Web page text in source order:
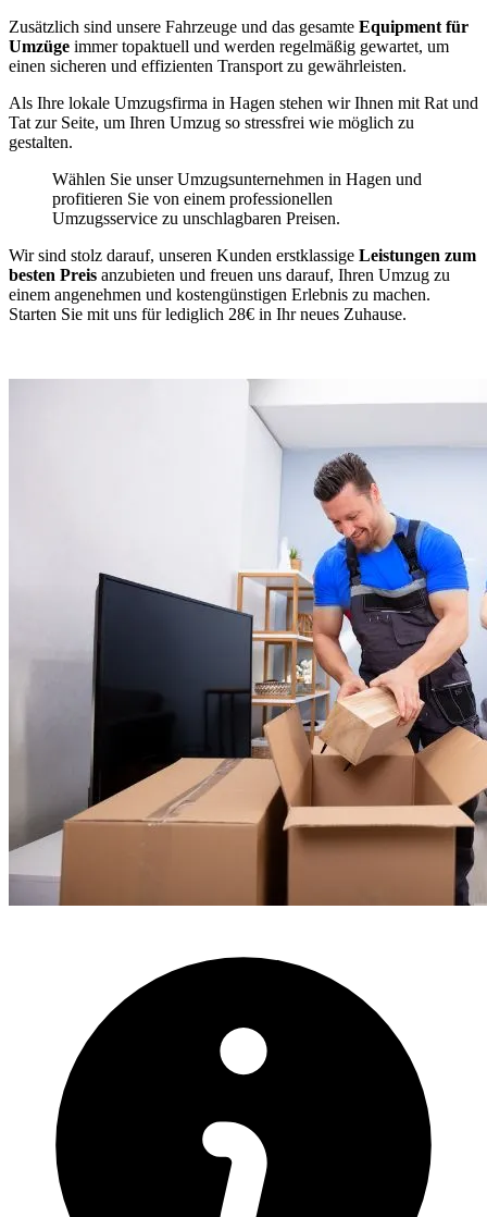
Zusätzlich sind unsere Fahrzeuge und das gesamte Equipment für
Umzüge immer topaktuell und werden regelmäßig gewartet, um
einen sicheren und effizienten Transport zu gewährleisten.
Als Ihre lokale Umzugsfirma in Hagen stehen wir Ihnen mit Rat und
Tat zur Seite, um Ihren Umzug so stressfrei wie möglich zu
gestalten.
Wählen Sie unser Umzugsunternehmen in Hagen und
profitieren Sie von einem professionellen
Umzugsservice zu unschlagbaren Preisen.
Wir sind stolz darauf, unseren Kunden erstklassige Leistungen zum
besten Preis anzubieten und freuen uns darauf, Ihren Umzug zu
einem angenehmen und kostengünstigen Erlebnis zu machen.
Starten Sie mit uns für lediglich 28€ in Ihr neues Zuhause.